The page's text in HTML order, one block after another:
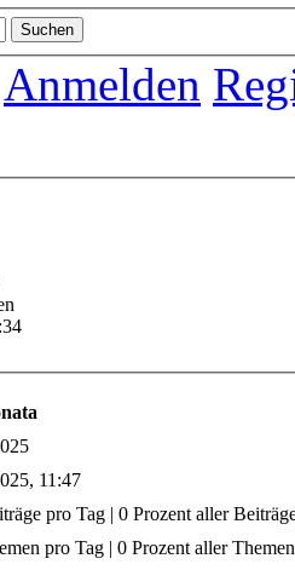
Anmelden
11:47
pro Tag | 0 Prozent aller
pro Tag | 0 Prozent aller